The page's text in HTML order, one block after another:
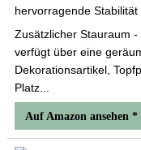
hervorragende Stabilität
Zusätzlicher Stauraum
verfügt über eine
Dekorationsartikel,
Platz...
Auf Amazon ansehen *